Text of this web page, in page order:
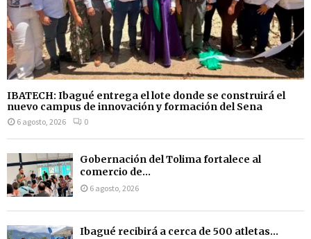
IBATECH: Ibagué entrega el lote donde se construirá el
nuevo campus de innovación y formación del Sena
6 agosto, 2026 0
Gobernación del Tolima fortalece al
comercio de...
6 agosto, 2026
Ibagué recibirá a cerca de 500 atletas...